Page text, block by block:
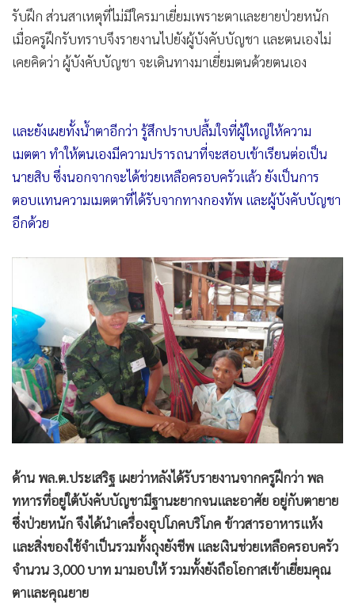
ตำบลบางนาง อ.พานทอง จ.ชลบุรี หลังได้รับแจ้งจากครูฝึกว่า
ตั้งแต่ พลทหารนายดังกล่าวเข้ารับการฝึกไม่เคยมีญาติมาเยี่ยม
และเมื่อครูฝึก ลงพื้นที่ตรวจสอบบ้านพักของพลทหารนายดัง
กล่าวก็พบว่ามีบ้านพักอาศัยอยู่ในภาพทรุดโทรม ซ้ำภายในบ้าน
ยังมีเพียงยายที่ป่วยด้วยโรคมะเร็งลำไส้ และตาซึ่งเป็นผู้ป่วยติด
เตียงอาศัยอยุ่ จึงนำเรื่องราวไปรายงานต่อ ผบ.มทบ.14
โดย พลทหารเต้ เล่าว่าตนเองได้อาศัยอยู่กับตาและยาย มาตั้งแต่